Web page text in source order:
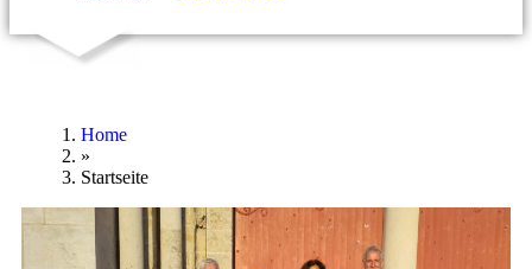
Home
»
Startseite